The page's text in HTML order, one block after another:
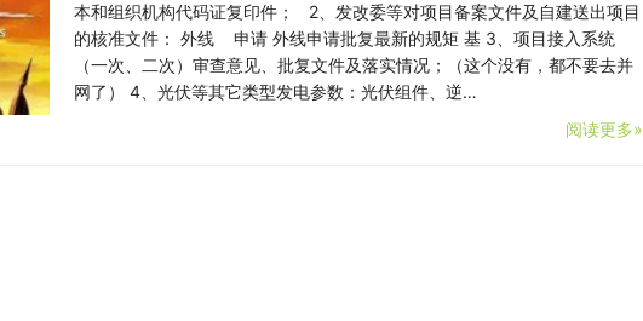
本和组织机构代码证复印件； 2、发改委等对项目备案文件及自建送出项目
的核准文件： 外线 申请 外线申请批复最新的规矩 基 3、项目接入系统
（一次、二次）审查意见、批复文件及落实情况；（这个没有，都不要去并
网了） 4、光伏等其它类型发电参数：光伏组件、逆…
阅读更多»